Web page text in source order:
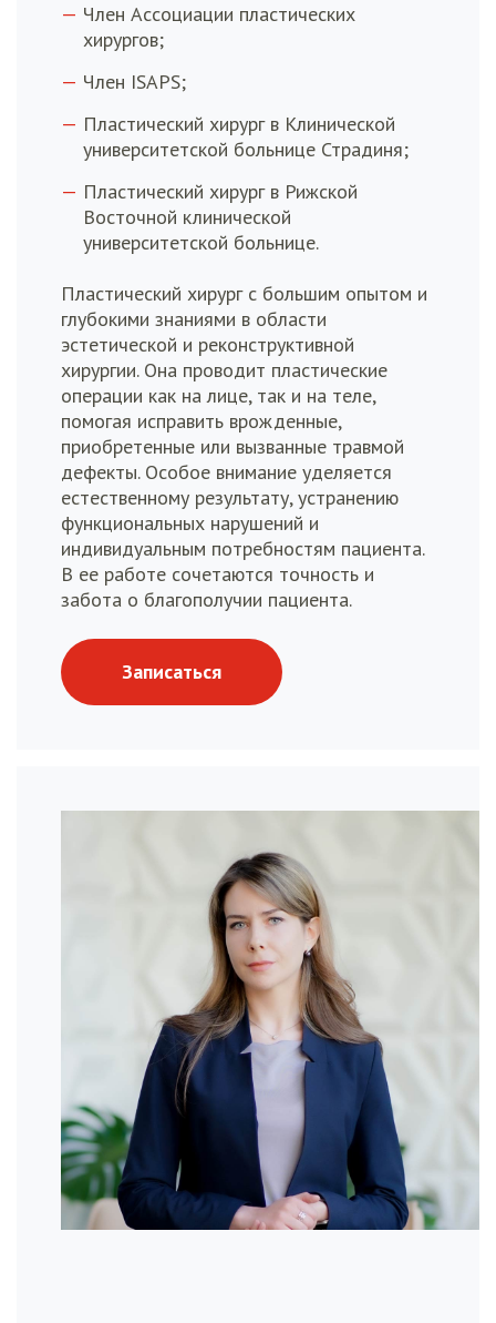
Член Ассоциации пластических
хирургов;
Член ISAPS;
Пластический хирург в Клинической
университетской больнице Страдиня;
Пластический хирург в Рижской
Восточной клинической
университетской больнице.
Пластический хирург с большим опытом и
глубокими знаниями в области
эстетической и реконструктивной
хирургии. Она проводит пластические
операции как на лице, так и на теле,
помогая исправить врожденные,
приобретенные или вызванные травмой
дефекты. Особое внимание уделяется
естественному результату, устранению
функциональных нарушений и
индивидуальным потребностям пациента.
В ее работе сочетаются точность и
забота о благополучии пациента.
Записаться